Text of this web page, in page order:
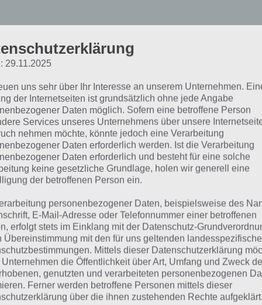
1 Wort Lösung
Ostern 2017
du schnell zur entsprechenden 4 Bilder 1 Wort
kannst, haben wir hier eine Übersicht parat:
Bilder 1 Wort musst du anhand von Bildern die
Dies ist teilweise gar nicht so einfach
Aus diesem Grund präsentieren wir für das tägliche
lautet das Paket Ostern 2017, die Wörter sind also im
Das Prinzip bleibt gleich.
29.11.2025
uns sehr über Ihr Interesse an unserem Unternehmen.
der Internetseiten ist grundsätzlich ohne jede Angabe
Daten möglich. Sofern eine betroffene Person
Services unseres Unternehmens über unsere
nehmen möchte, könnte jedoch eine Verarbeitung
Daten erforderlich werden. Ist die Verarbeitung
Daten erforderlich und besteht für eine solche
keine gesetzliche Grundlage, holen wir generell eine
der betroffenen Person ein.
personenbezogener Daten, beispielsweise des
E-Mail-Adresse oder Telefonnummer einer betroffenen
erfolgt stets im Einklang mit der Datenschutz-
Übereinstimmung mit den für uns geltenden
Mittels dieser Datenschutzerklärung
Unternehmen die Öffentlichkeit über Art, Umfang und Zweck
genutzten und verarbeiteten personenbezogenen
Ferner werden betroffene Personen mittels dieser
über die ihnen zustehenden Rechte aufgeklärt.